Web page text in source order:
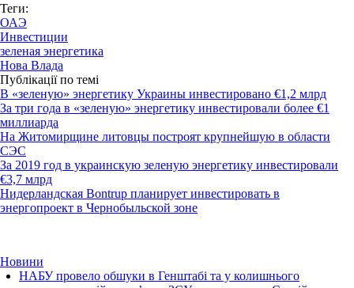
Теги:
ОАЭ
Инвестиции
зеленая энергетика
Нова Влада
Публікації по темі
В «зеленую» энергетику Украины инвестировано €1,2 млрд
За три года в «зеленую» энергетику инвестировали более €1
миллиарда
На Житомирщине литовцы построят крупнейшую в области
СЭС
За 2019 год в украинскую зеленую энергетику инвестировали
€3,7 млрд
Нидерландская Bontrup планирует инвестировать в
энергопроект в Чернобыльской зоне
Новини
НАБУ провело обшуки в Генштабі та у колишнього